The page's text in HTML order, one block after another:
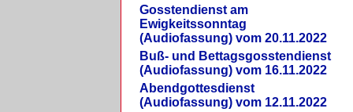
Gosstendienst am
Ewigkeitssonntag
(Audiofassung) vom 20.11.2022
Buß- und Bettagsgosstendienst
(Audiofassung) vom 16.11.2022
Abendgottesdienst
(Audiofassung) vom 12.11.2022